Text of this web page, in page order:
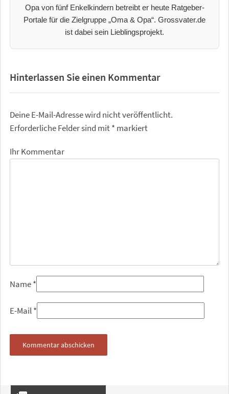
Opa von fünf Enkelkindern betreibt er heute Ratgeber-
Portale für die Zielgruppe „Oma & Opa“. Grossvater.de
ist dabei sein Lieblingsprojekt.
Hinterlassen Sie einen Kommentar
Deine E-Mail-Adresse wird nicht veröffentlicht.
Erforderliche Felder sind mit* markiert
Ihr Kommentar
Name*
E-Mail*